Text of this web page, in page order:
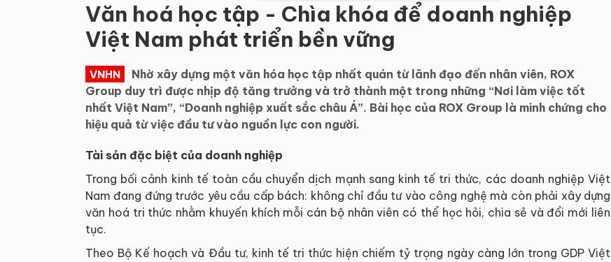
Văn hoá học tập - Chìa khóa để doanh nghiệp
Việt Nam phát triển bền vững
VNHN
Nhờ xây dựng một văn hóa học tập nhất quán từ lãnh đạo đến nhân viên, ROX
Group duy trì được nhịp độ tăng trưởng và trở thành một trong những “Nơi làm việc tốt
nhất Việt Nam”, “Doanh nghiệp xuất sắc châu Á”. Bài học của ROX Group là minh chứng cho
hiệu quả từ việc đầu tư vào nguồn lực con người.
Tài sản đặc biệt của doanh nghiệp
Trong bối cảnh kinh tế toàn cầu chuyển dịch mạnh sang kinh tế tri thức, các doanh nghiệp Việt
Nam đang đứng trước yêu cầu cấp bách: không chỉ đầu tư vào công nghệ mà còn phải xây dựng
văn hoá tri thức nhằm khuyến khích mỗi cán bộ nhân viên có thể học hỏi, chia sẻ và đổi mới liên
tục.
Theo Bộ Kế hoạch và Đầu tư, kinh tế tri thức hiện chiếm tỷ trọng ngày càng lớn trong GDP Việt